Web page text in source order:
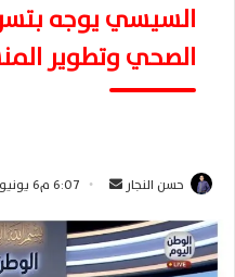
السيسي يوجه
الصحي وتطوير
حسن النجار
س
ل
6:07 م6 يونيو، 2026